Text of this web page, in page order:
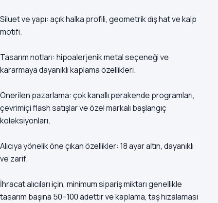
Siluet ve yapı: açık halka profili, geometrik dış hat ve kalp
motifi.
Tasarım notları: hipoalerjenik metal seçeneği ve
kararmaya dayanıklı kaplama özellikleri.
Önerilen pazarlama: çok kanallı perakende programları,
çevrimiçi flash satışlar ve özel markalı başlangıç
koleksiyonları.
Alıcıya yönelik öne çıkan özellikler: 18 ayar altın, dayanıklı
ve zarif.
İhracat alıcıları için, minimum sipariş miktarı genellikle
tasarım başına 50–100 adettir ve kaplama, taş hizalaması